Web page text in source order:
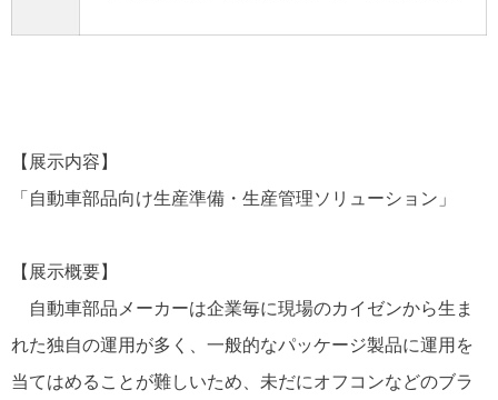
【展示内容】
「自動車部品向け生産準備・生産管理ソリューション」
【展示概要】
自動車部品メーカーは企業毎に現場のカイゼンから生ま
れた独自の運用が多く、一般的なパッケージ製品に運用を
当てはめることが難しいため、未だにオフコンなどのブラ